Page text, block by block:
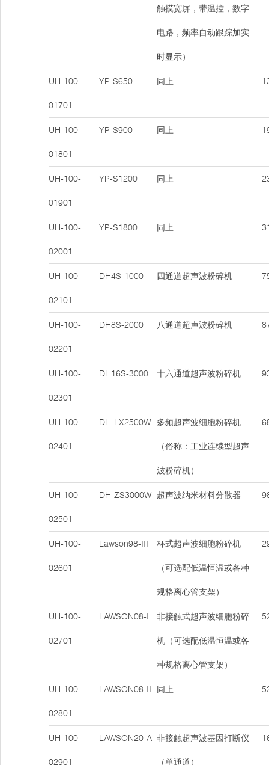
触摸宽屏，带温控，数字
电路，频率自动跟踪加实
时显示）
UH-100-
01701
YP-S650 同上
UH-100-
01801
YP-S900 同上
UH-100-
01901
YP-S1200 同上
UH-100-
02001
YP-S1800 同上
UH-100-
02101
DH4S-1000 四通道超声波粉碎机
UH-100-
02201
DH8S-2000 八通道超声波粉碎机
UH-100-
02301
DH16S-3000 十六通道超声波粉碎机
UH-100-
02401
DH-LX2500W 多频超声波细胞粉碎机
（俗称：工业连续型超声
波粉碎机）
UH-100-
02501
DH-ZS3000W 超声波纳米材料分散器
UH-100-
02601
Lawson98-III 杯式超声波细胞粉碎机
（可选配低温恒温或各种
规格离心管支架）
UH-100-
02701
LAWSON08-I 非接触式超声波细胞粉碎
机（可选配低温恒温或各
种规格离心管支架）
UH-100-
02801
LAWSON08-II 同上
UH-100-
02901
LAWSON20-A 非接触超声波基因打断仪
（单通道）